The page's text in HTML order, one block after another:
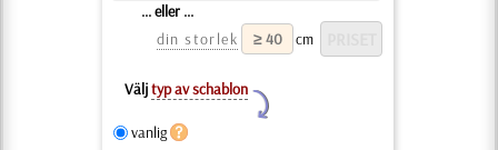
... eller ...
din storlek
cm
Väljtyp av schablon
Y
vanlig